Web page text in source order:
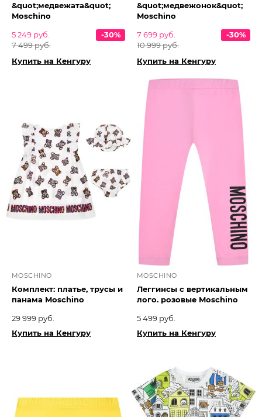
&quot;медвежата&quot;
Moschino
5 249 руб.
7 499 руб.
-30%
Купить на Кенгуру
&quot;медвежонок&quot;
Moschino
7 699 руб.
10 999 руб.
-30%
Купить на Кенгуру
MOSCHINO
Комплект: платье, трусы и
панама Moschino
29 999 руб.
Купить на Кенгуру
MOSCHINO
Леггинсы с вертикальным
лого. розовые Moschino
5 499 руб.
Купить на Кенгуру